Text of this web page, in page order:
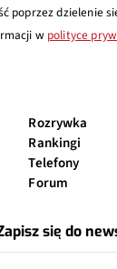
poprzez dzielenie
w polityce
Rozrywka
Rankingi
Telefony
Forum
się do